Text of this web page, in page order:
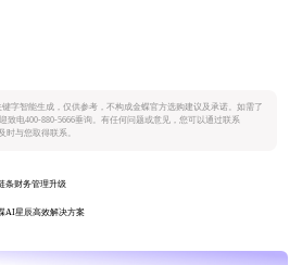
字智能生成，仅供参考，不构成金蝶官方选购建议及承诺。如需了
致电400-880-5666垂询。有任何问题或意见，您可以通过联系
时与您取得联系。
条财务管理升级
AI星辰高效解决方案